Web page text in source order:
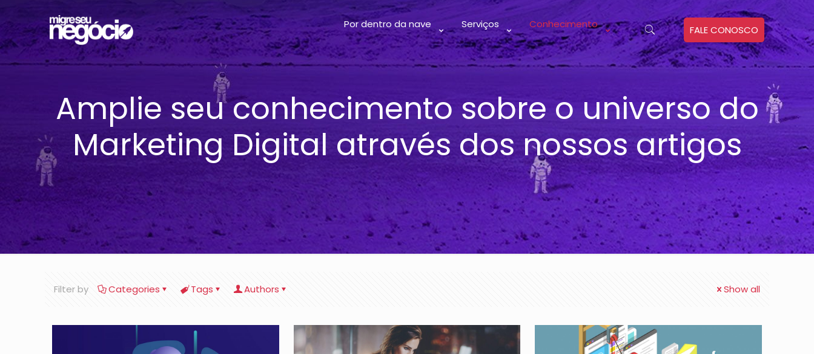
Por dentro da nave Serviços Conhecimento FALE CONOSCO
Amplie seu conhecimento sobre o universo do
Marketing Digital através dos nossos artigos
Filter by Categories Tags Authors Show all